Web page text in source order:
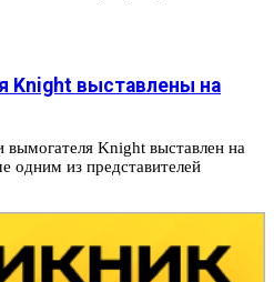
Knight выставлены на
вымогателя Knight выставлен на
одним из представителей